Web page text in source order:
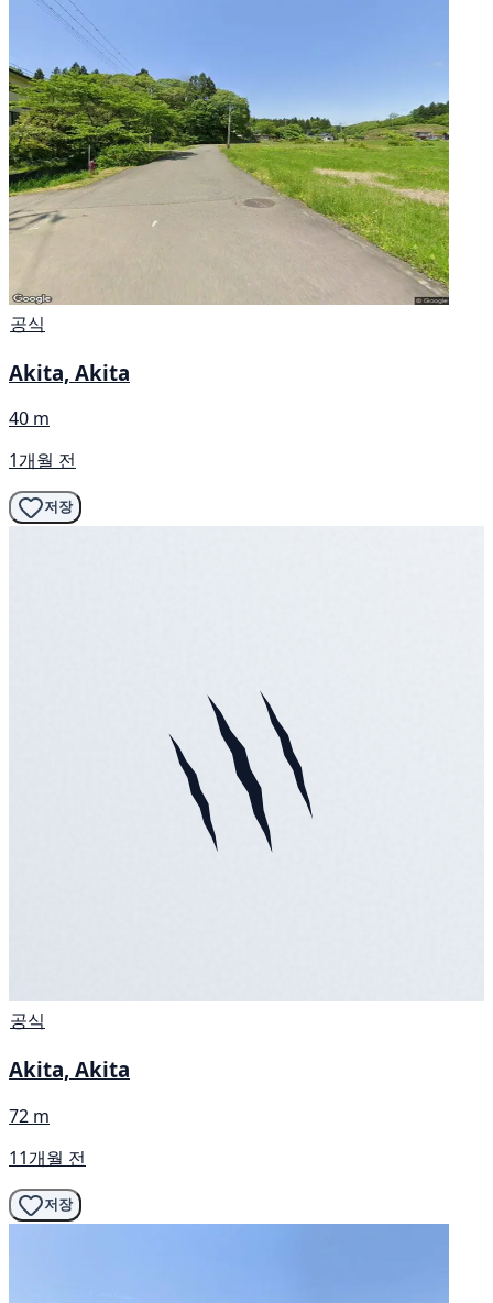
공식
Akita, Akita
40 m
1개월 전
저장
공식
Akita, Akita
72 m
11개월 전
저장